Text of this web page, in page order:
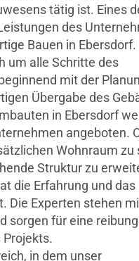
tätig ist. Eines
des
Bauen in Ebersdorf.
um alle Schritte des
mit der
Übergabe des
in Ebersdorf
angeboten.
Wohnraum zu
Struktur zu
die Erfahrung und das
Die Experten stehen
sorgen für eine
in dem unser